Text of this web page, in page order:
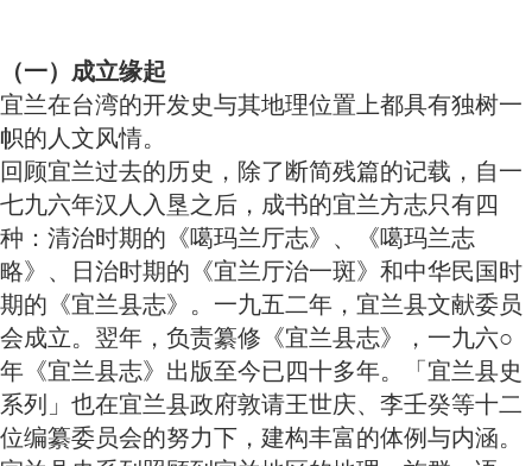
（一）成立缘起
宜兰在台湾的开发史与其地理位置上都具有独树一
帜的人文风情。
回顾宜兰过去的历史，除了断简残篇的记载，自一
七九六年汉人入垦之后，成书的宜兰方志只有四
种：清治时期的《噶玛兰厅志》、《噶玛兰志
略》、日治时期的《宜兰厅治一斑》和中华民国时
期的《宜兰县志》。一九五二年，宜兰县文献委员
会成立。翌年，负责纂修《宜兰县志》，一九六○
年《宜兰县志》出版至今已四十多年。「宜兰县史
系列」也在宜兰县政府敦请王世庆、李壬癸等十二
位编纂委员会的努力下，建构丰富的体例与内涵。